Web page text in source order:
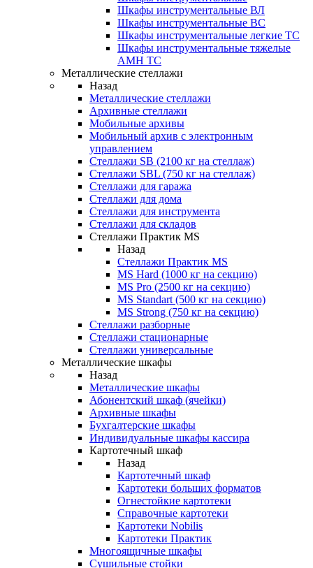
Шкафы инструментальные ВЛ
Шкафы инструментальные ВС
Шкафы инструментальные легкие ТС
Шкафы инструментальные тяжелые
AMH TC
Металлические стеллажи
Назад
Металлические стеллажи
Архивные стеллажи
Мобильные архивы
Мобильный архив с электронным
управлением
Стеллажи SB (2100 кг на стеллаж)
Стеллажи SBL (750 кг на стеллаж)
Стеллажи для гаража
Стеллажи для дома
Стеллажи для инструмента
Стеллажи для складов
Стеллажи Практик MS
Назад
Стеллажи Практик MS
MS Hard (1000 кг на секцию)
MS Pro (2500 кг на секцию)
MS Standart (500 кг на секцию)
MS Strong (750 кг на секцию)
Стеллажи разборные
Стеллажи стационарные
Стеллажи универсальные
Металлические шкафы
Назад
Металлические шкафы
Абонентский шкаф (ячейки)
Архивные шкафы
Бухгалтерские шкафы
Индивидуальные шкафы кассира
Картотечный шкаф
Назад
Картотечный шкаф
Картотеки больших форматов
Огнестойкие картотеки
Справочные картотеки
Картотеки Nobilis
Картотеки Практик
Многоящичные шкафы
Сушильные стойки